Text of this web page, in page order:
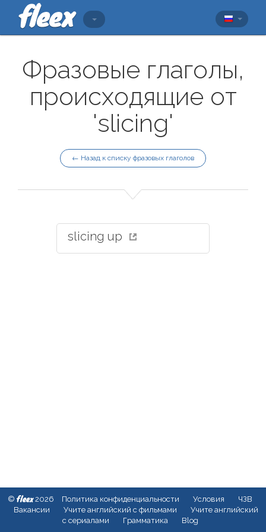
Фразовые глаголы,
происходящие от
'slicing'
← Назад к списку фразовых глаголов
slicing up
© fleex2026 Политика конфиденциальности Условия
ЧЗВ
Вакансии
Учите английский с фильмами
Учите английский
с сериалами
Грамматика Blog